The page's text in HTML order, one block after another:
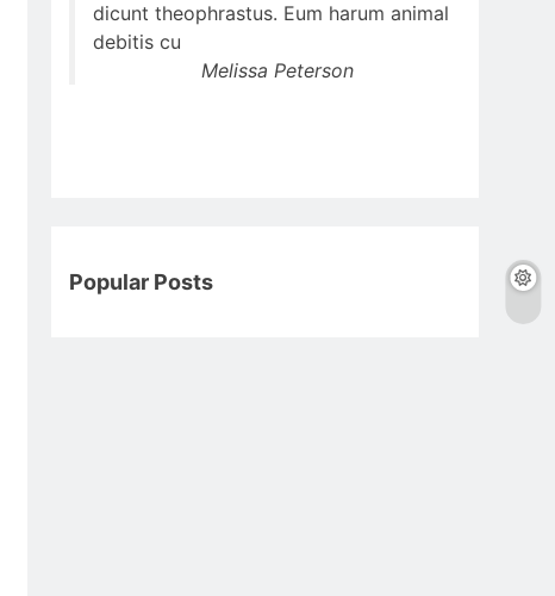
dicunt theophrastus. Eum harum animal
debitis cu
Melissa Peterson
Popular Posts